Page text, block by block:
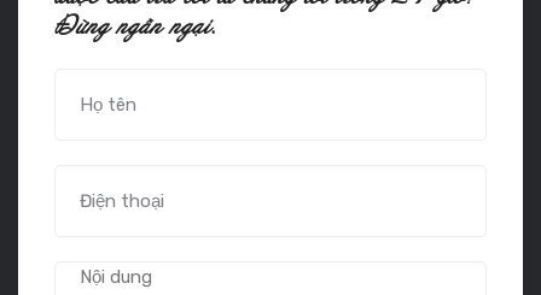
Ñöøng ngaàn ngaïi.